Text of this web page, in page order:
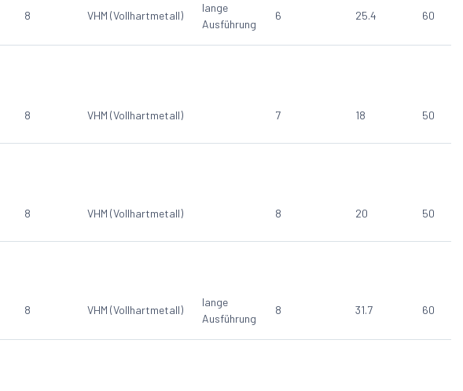
8 VHM (Vollhartmetall)
lange
Ausführung
6 25.4 60
8 VHM (Vollhartmetall) 7 18 50
8 VHM (Vollhartmetall) 8 20 50
8 VHM (Vollhartmetall)
lange
Ausführung
8 31.7 60